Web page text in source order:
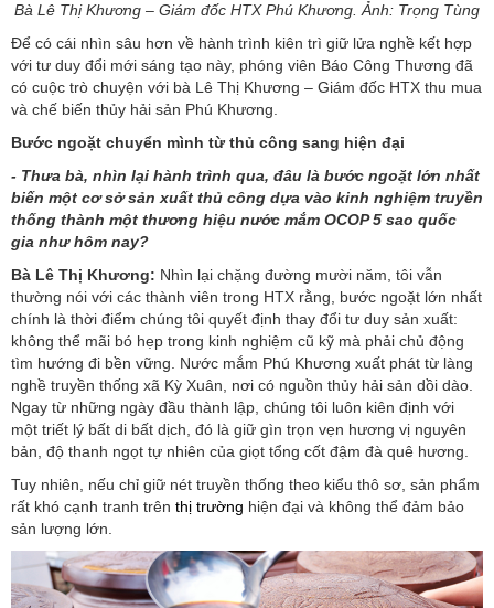
Bà Lê Thị Khương – Giám đốc HTX Phú Khương. Ảnh: Trọng Tùng
Để có cái nhìn sâu hơn về hành trình kiên trì giữ lửa nghề kết hợp
với tư duy đổi mới sáng tạo này, phóng viên Báo Công Thương đã
có cuộc trò chuyện với bà Lê Thị Khương – Giám đốc HTX thu mua
và chế biến thủy hải sản Phú Khương.
Bước ngoặt chuyển mình từ thủ công sang hiện đại
- Thưa bà, nhìn lại hành trình qua, đâu là bước ngoặt lớn nhất
biến một cơ sở sản xuất thủ công dựa vào kinh nghiệm truyền
thống thành một thương hiệu nước mắm OCOP 5 sao quốc
gia như hôm nay?
Bà Lê Thị Khương: Nhìn lại chặng đường mười năm, tôi vẫn
thường nói với các thành viên trong HTX rằng, bước ngoặt lớn nhất
chính là thời điểm chúng tôi quyết định thay đổi tư duy sản xuất:
không thể mãi bó hẹp trong kinh nghiệm cũ kỹ mà phải chủ động
tìm hướng đi bền vững. Nước mắm Phú Khương xuất phát từ làng
nghề truyền thống xã Kỳ Xuân, nơi có nguồn thủy hải sản dồi dào.
Ngay từ những ngày đầu thành lập, chúng tôi luôn kiên định với
một triết lý bất di bất dịch, đó là giữ gìn trọn vẹn hương vị nguyên
bản, độ thanh ngọt tự nhiên của giọt tổng cốt đậm đà quê hương.
Tuy nhiên, nếu chỉ giữ nét truyền thống theo kiểu thô sơ, sản phẩm
rất khó cạnh tranh trên thị trường hiện đại và không thể đảm bảo
sản lượng lớn.